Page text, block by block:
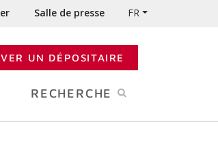
Salle de presse FR
UN DÉPOSITAIRE
RECHERCHE